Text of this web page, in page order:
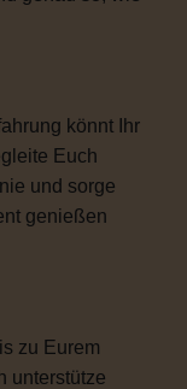
könnt Ihr
Euch
und sorge
genießen
zu Eurem
unterstütze